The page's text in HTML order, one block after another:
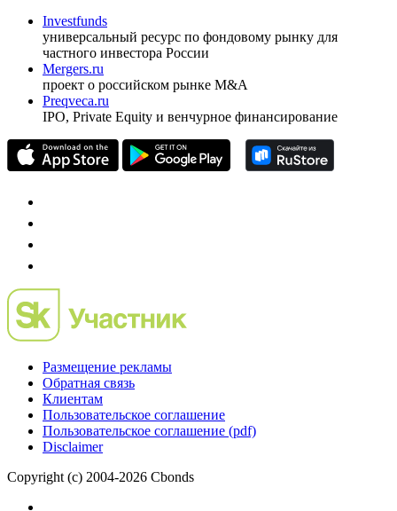
Investfunds
универсальный ресурс по фондовому рынку для
частного инвестора России
Mergers.ru
проект о российском рынке M&A
Preqveca.ru
IPO, Private Equity и венчурное финансирование
Размещение рекламы
Обратная связь
Клиентам
Пользовательское соглашение
Пользовательское соглашение (pdf)
Disclaimer
Copyright (c) 2004-2026 Cbonds